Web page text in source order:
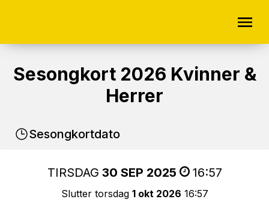
Sesongkort 2026 Kvinner &
Herrer
Sesongkortdato
TIRSDAG 30 SEP 2025 16:57
Slutter torsdag 1 okt 2026 16:57